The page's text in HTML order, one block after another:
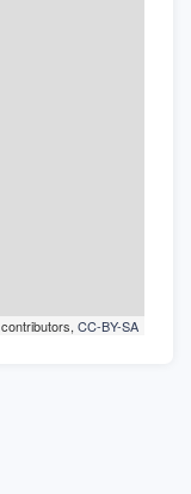
contributors, CC-BY-SA